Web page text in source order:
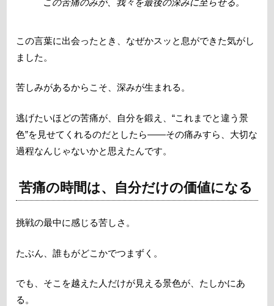
この言葉に出会ったとき、なぜかスッと息ができた気がし
ました。
苦しみがあるからこそ、深みが生まれる。
逃げたいほどの苦痛が、自分を鍛え、“これまでと違う景
色”を見せてくれるのだとしたら――その痛みすら、大切な
過程なんじゃないかと思えたんです。
苦痛の時間は、自分だけの価値になる
挑戦の最中に感じる苦しさ。
たぶん、誰もがどこかでつまずく。
でも、そこを越えた人だけが見える景色が、たしかにあ
る。